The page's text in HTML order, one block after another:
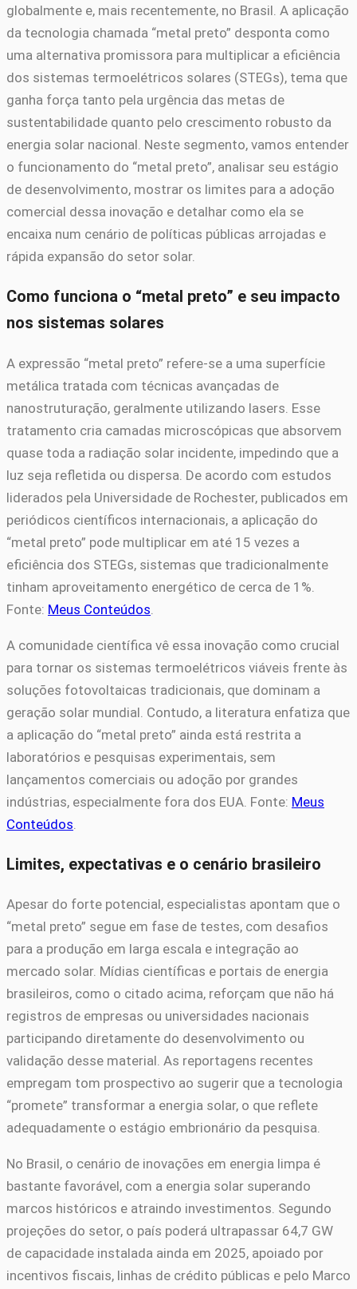
globalmente e, mais recentemente, no Brasil. A aplicação
da tecnologia chamada “metal preto” desponta como
uma alternativa promissora para multiplicar a eficiência
dos sistemas termoelétricos solares (STEGs), tema que
ganha força tanto pela urgência das metas de
sustentabilidade quanto pelo crescimento robusto da
energia solar nacional. Neste segmento, vamos entender
o funcionamento do “metal preto”, analisar seu estágio
de desenvolvimento, mostrar os limites para a adoção
comercial dessa inovação e detalhar como ela se
encaixa num cenário de políticas públicas arrojadas e
rápida expansão do setor solar.
Como funciona o “metal preto” e seu impacto
nos sistemas solares
A expressão “metal preto” refere-se a uma superfície
metálica tratada com técnicas avançadas de
nanostruturação, geralmente utilizando lasers. Esse
tratamento cria camadas microscópicas que absorvem
quase toda a radiação solar incidente, impedindo que a
luz seja refletida ou dispersa. De acordo com estudos
liderados pela Universidade de Rochester, publicados em
periódicos científicos internacionais, a aplicação do
“metal preto” pode multiplicar em até 15 vezes a
eficiência dos STEGs, sistemas que tradicionalmente
tinham aproveitamento energético de cerca de 1%.
Fonte: Meus Conteúdos
A comunidade científica vê essa inovação como crucial
para tornar os sistemas termoelétricos viáveis frente às
soluções fotovoltaicas tradicionais, que dominam a
geração solar mundial. Contudo, a literatura enfatiza que
a aplicação do “metal preto” ainda está restrita a
laboratórios e pesquisas experimentais, sem
lançamentos comerciais ou adoção por grandes
indústrias, especialmente fora dos EUA. Fonte: Meus
Conteúdos
Limites, expectativas e o cenário brasileiro
Apesar do forte potencial, especialistas apontam que o
“metal preto” segue em fase de testes, com desafios
para a produção em larga escala e integração ao
mercado solar. Mídias científicas e portais de energia
brasileiros, como o citado acima, reforçam que não há
registros de empresas ou universidades nacionais
participando diretamente do desenvolvimento ou
validação desse material. As reportagens recentes
empregam tom prospectivo ao sugerir que a tecnologia
“promete” transformar a energia solar, o que reflete
adequadamente o estágio embrionário da pesquisa.
No Brasil, o cenário de inovações em energia limpa é
bastante favorável, com a energia solar superando
marcos históricos e atraindo investimentos. Segundo
projeções do setor, o país poderá ultrapassar 64,7 GW
de capacidade instalada ainda em 2025, apoiado por
incentivos fiscais, linhas de crédito públicas e pelo Marco